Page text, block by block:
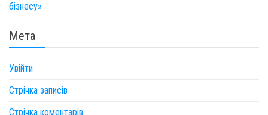
бізнесу»
Мета
Увійти
Стрічка записів
Стрічка коментарів